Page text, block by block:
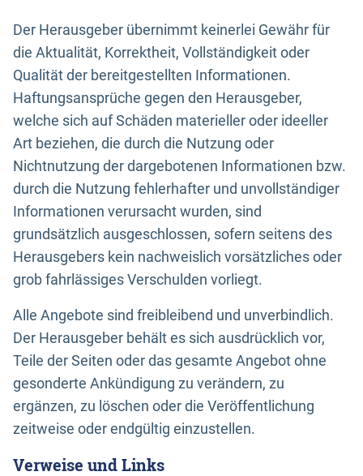
Der Herausgeber übernimmt keinerlei Gewähr für
die Aktualität, Korrektheit, Vollständigkeit oder
Qualität der bereitgestellten Informationen.
Haftungsansprüche gegen den Herausgeber,
welche sich auf Schäden materieller oder ideeller
Art beziehen, die durch die Nutzung oder
Nichtnutzung der dargebotenen Informationen bzw.
durch die Nutzung fehlerhafter und unvollständiger
Informationen verursacht wurden, sind
grundsätzlich ausgeschlossen, sofern seitens des
Herausgebers kein nachweislich vorsätzliches oder
grob fahrlässiges Verschulden vorliegt.
Alle Angebote sind freibleibend und unverbindlich.
Der Herausgeber behält es sich ausdrücklich vor,
Teile der Seiten oder das gesamte Angebot ohne
gesonderte Ankündigung zu verändern, zu
ergänzen, zu löschen oder die Veröffentlichung
zeitweise oder endgültig einzustellen.
Verweise und Links